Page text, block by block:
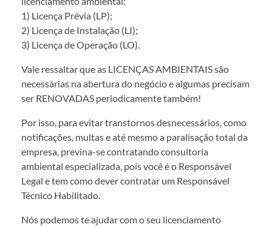
1) Licença Prévia (LP);
2) Licença de Instalação (LI);
3) Licença de Operação (LO).
Vale ressaltar que as LICENÇAS AMBIENTAIS são
necessárias na abertura do negócio e algumas precisam
ser RENOVADAS periodicamente também!
Por isso, para evitar transtornos desnecessários, como
notificações, multas e até mesmo a paralisação total da
empresa, previna-se contratando consultoria
ambiental especializada, pois você é o Responsável
Legal e tem como dever contratar um Responsável
Técnico Habilitado.
Nós podemos te ajudar com o seu licenciamento